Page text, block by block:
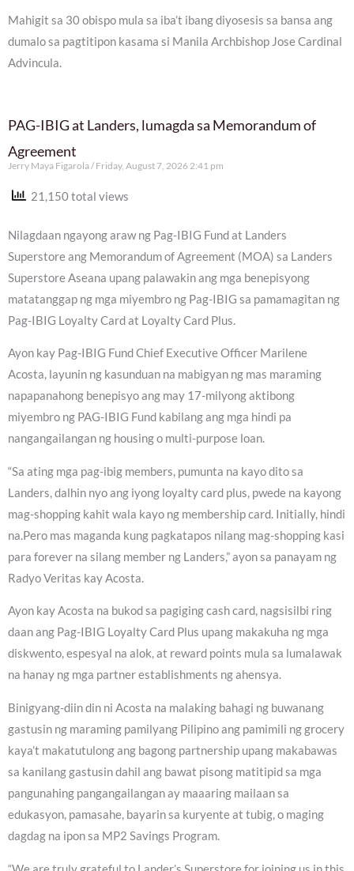
Mahigit sa 30 obispo mula sa iba’t ibang diyosesis sa bansa ang
dumalo sa pagtitipon kasama si Manila Archbishop Jose Cardinal
Advincula.
PAG-IBIG at Landers, lumagda sa Memorandum of
Agreement
Jerry Maya Figarola Friday, August 7, 2026 2:41 pm
21,150 total views
Nilagdaan ngayong araw ng Pag-IBIG Fund at Landers
Superstore ang Memorandum of Agreement (MOA) sa Landers
Superstore Aseana upang palawakin ang mga benepisyong
matatanggap ng mga miyembro ng Pag-IBIG sa pamamagitan ng
Pag-IBIG Loyalty Card at Loyalty Card Plus.
Ayon kay Pag-IBIG Fund Chief Executive Officer Marilene
Acosta, layunin ng kasunduan na mabigyan ng mas maraming
napapanahong benepisyo ang may 17-milyong aktibong
miyembro ng PAG-IBIG Fund kabilang ang mga hindi pa
nangangailangan ng housing o multi-purpose loan.
“Sa ating mga pag-ibig members, pumunta na kayo dito sa
Landers, dalhin nyo ang iyong loyalty card plus, pwede na kayong
mag-shopping kahit wala kayo ng membership card. Initially, hindi
na.Pero mas maganda kung pagkatapos nilang mag-shopping kasi
para forever na silang member ng Landers,” ayon sa panayam ng
Radyo Veritas kay Acosta.
Ayon kay Acosta na bukod sa pagiging cash card, nagsisilbi ring
daan ang Pag-IBIG Loyalty Card Plus upang makakuha ng mga
diskwento, espesyal na alok, at reward points mula sa lumalawak
na hanay ng mga partner establishments ng ahensya.
Binigyang-diin din ni Acosta na malaking bahagi ng buwanang
gastusin ng maraming pamilyang Pilipino ang pamimili ng grocery
kaya’t makatutulong ang bagong partnership upang makabawas
sa kanilang gastusin dahil ang bawat pisong matitipid sa mga
pangunahing pangangailangan ay maaaring mailaan sa
edukasyon, pamasahe, bayarin sa kuryente at tubig, o maging
dagdag na ipon sa MP2 Savings Program.